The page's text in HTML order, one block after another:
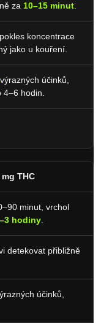
za 10–15 minut.
koncentrace
jako u kouření.
účinků,
hodin.
THC
minut, vrchol
hodiny.
detekovat přibližně
účinků,